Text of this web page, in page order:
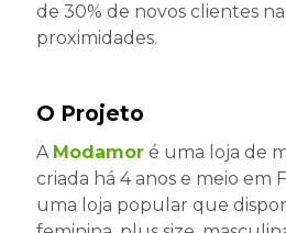
de 30% de novos clientes
proximidades.
O Projeto
A Modamor é uma loja de
criada há 4 anos e meio em
uma loja popular que